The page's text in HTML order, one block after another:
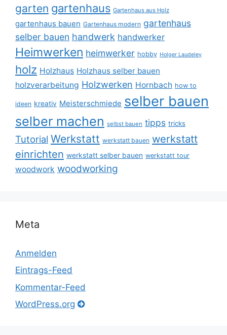
garten gartenhaus Gartenhaus aus Holz
gartenhaus bauen Gartenhaus modern gartenhaus
selber bauen handwerk handwerker
Heimwerken heimwerker hobby Holger Laudeley
holz Holzhaus Holzhaus selber bauen
holzverarbeitung Holzwerken Hornbach how to
ideen kreativ Meisterschmiede selber bauen
selber machen selbst bauen tipps tricks
Tutorial Werkstatt werkstatt bauen werkstatt
einrichten werkstatt selber bauen werkstatt tour
woodwork woodworking
Meta
Anmelden
Eintrags-Feed
Kommentar-Feed
WordPress.org